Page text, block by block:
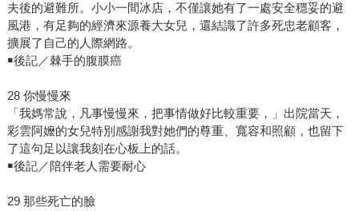
夫後的避難所。小小一間冰店，不僅讓她有了一處安全穩妥的避
風港，有足夠的經濟來源養大女兒，還結識了許多死忠老顧客，
擴展了自己的人際網路。
￭後記／棘手的腹膜癌
28 你慢慢來
「我媽常說，凡事慢慢來，把事情做好比較重要，」出院當天，
彩雲阿嬤的女兒特別感謝我對她們的尊重、寬容和照顧，也留下
了這句足以讓我刻在心板上的話。
￭後記／陪伴老人需要耐心
29 那些死亡的臉